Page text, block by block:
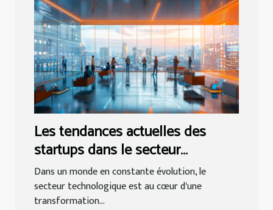
Les tendances actuelles des
startups dans le secteur
technologique
Dans un monde en constante évolution, le
secteur technologique est au cœur d'une
transformation...